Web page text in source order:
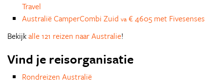
Travel
Australië CamperCombi Zuid va € 4605 met Fivesenses
Bekijkalle 121 reizen naar Australie!
Vind je reisorganisatie
Rondreizen Australië